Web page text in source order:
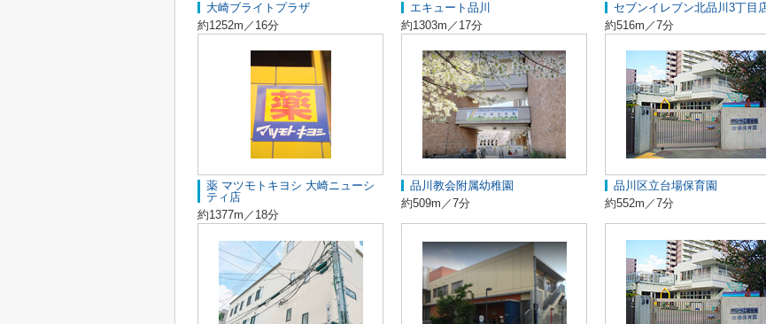
大崎ブライトプラザ
約1252m／16分
エキュート品川
約1303m／17分
セブンイレブン北品川3丁目
約516m／7分
薬 マツモトキヨシ 大崎ニューシ
ティ店
約1377m／18分
品川教会附属幼稚園
約509m／7分
品川区立台場保育園
約552m／7分